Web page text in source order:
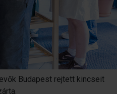
Budapest rejtett kincseit